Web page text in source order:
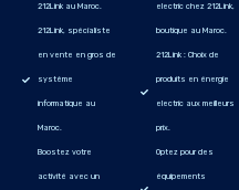
212Link au Maroc.
212Link, spécialiste
en vente en gros de
système
informatique au
Maroc.
Boostez votre
activité avec un
electric chez 212Link,
boutique au Maroc.
212Link : Choix de
produits en énergie
electric aux meilleurs
prix.
Optez pour des
équipements